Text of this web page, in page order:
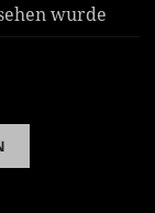
wurde